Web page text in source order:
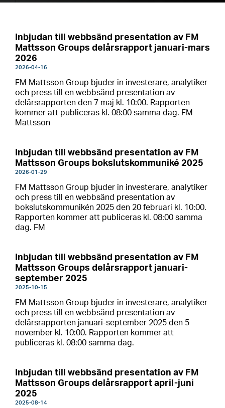
Inbjudan till webbsänd presentation av FM
Mattsson Groups delårsrapport januari-mars
2026
2026-04-16
FM Mattsson Group bjuder in investerare, analytiker
och press till en webbsänd presentation av
delårsrapporten den 7 maj kl. 10:00. Rapporten
kommer att publiceras kl. 08:00 samma dag. FM
Mattsson
Inbjudan till webbsänd presentation av FM
Mattsson Groups bokslutskommuniké 2025
2026-01-29
FM Mattsson Group bjuder in investerare, analytiker
och press till en webbsänd presentation av
bokslutskommunikén 2025 den 20 februari kl. 10:00.
Rapporten kommer att publiceras kl. 08:00 samma
dag. FM
Inbjudan till webbsänd presentation av FM
Mattsson Groups delårsrapport januari-
september 2025
2025-10-15
FM Mattsson Group bjuder in investerare, analytiker
och press till en webbsänd presentation av
delårsrapporten januari-september 2025 den 5
november kl. 10:00. Rapporten kommer att
publiceras kl. 08:00 samma dag.
Inbjudan till webbsänd presentation av FM
Mattsson Groups delårsrapport april-juni
2025
2025-08-14